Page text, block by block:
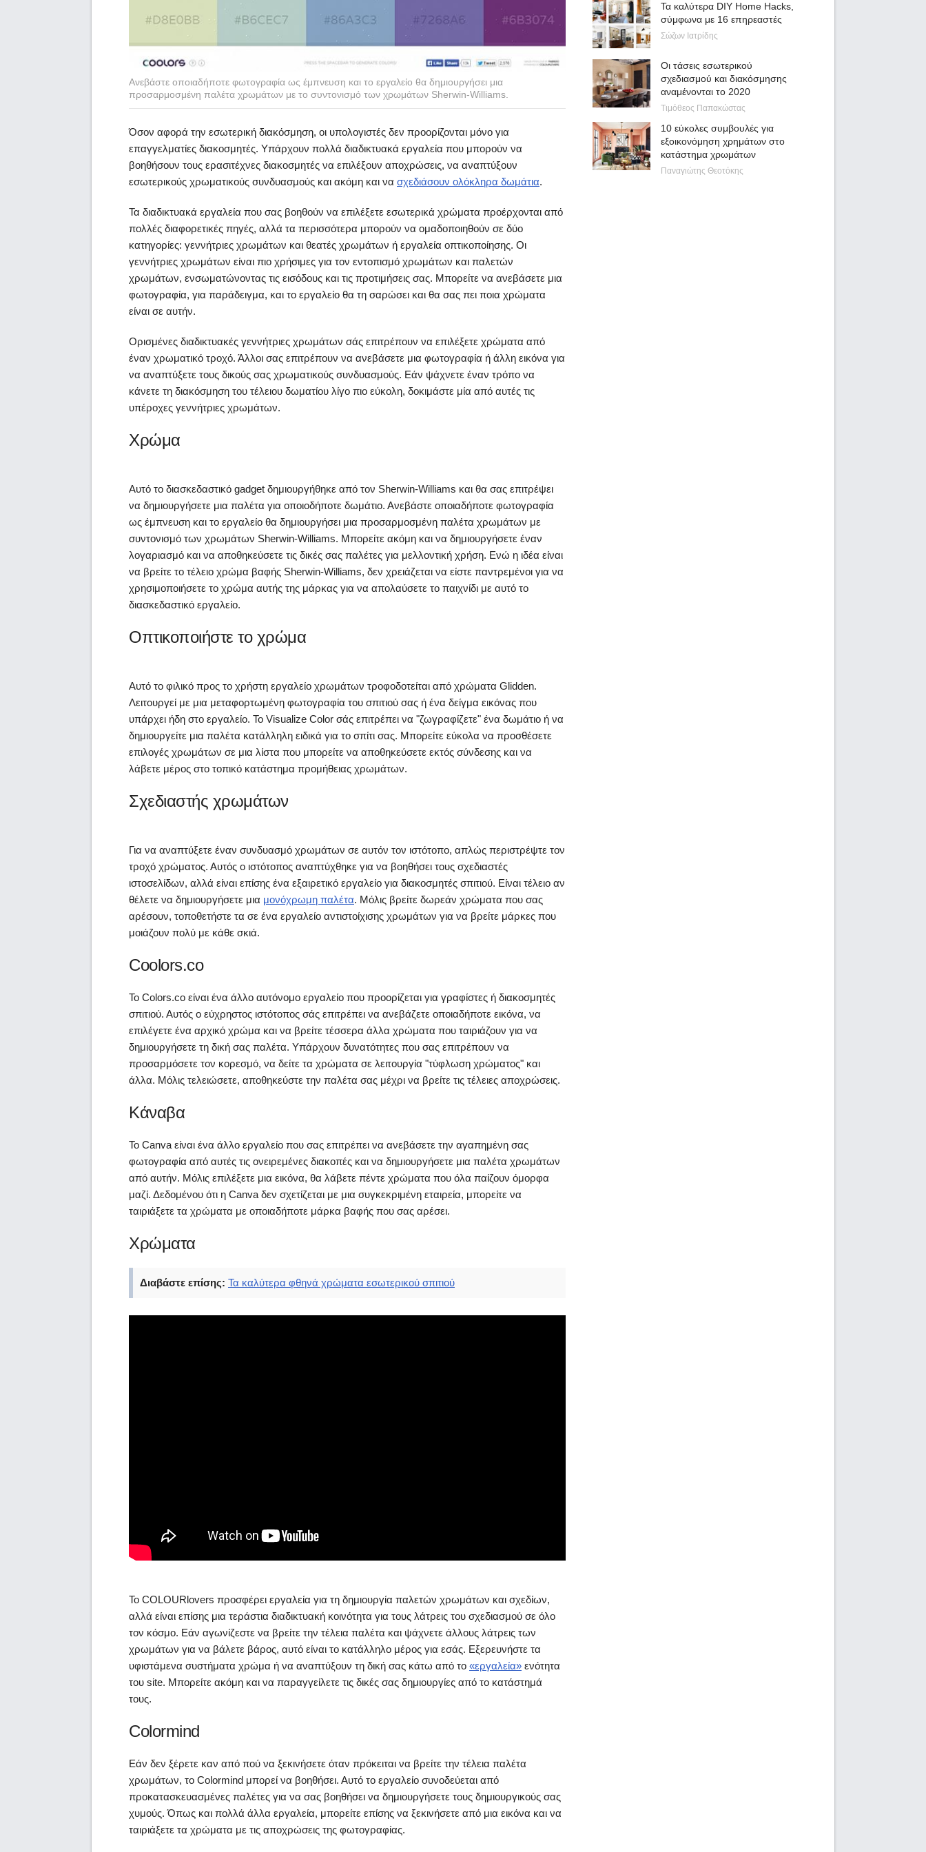
Ανεβάστε οποιαδήποτε φωτογραφία ως έμπνευση και το εργαλείο θα δημιουργήσει μια
προσαρμοσμένη παλέτα χρωμάτων με το συντονισμό των χρωμάτων Sherwin-Williams.
Όσον αφορά την εσωτερική διακόσμηση, οι υπολογιστές δεν προορίζονται μόνο για
επαγγελματίες διακοσμητές. Υπάρχουν πολλά διαδικτυακά εργαλεία που μπορούν να
βοηθήσουν τους ερασιτέχνες διακοσμητές να επιλέξουν αποχρώσεις, να αναπτύξουν
εσωτερικούς χρωματικούς συνδυασμούς και ακόμη και να σχεδιάσουν ολόκληρα δωμάτια.
Τα διαδικτυακά εργαλεία που σας βοηθούν να επιλέξετε εσωτερικά χρώματα προέρχονται από
πολλές διαφορετικές πηγές, αλλά τα περισσότερα μπορούν να ομαδοποιηθούν σε δύο
κατηγορίες: γεννήτριες χρωμάτων και θεατές χρωμάτων ή εργαλεία οπτικοποίησης. Οι
γεννήτριες χρωμάτων είναι πιο χρήσιμες για τον εντοπισμό χρωμάτων και παλετών
χρωμάτων, ενσωματώνοντας τις εισόδους και τις προτιμήσεις σας. Μπορείτε να ανεβάσετε μια
φωτογραφία, για παράδειγμα, και το εργαλείο θα τη σαρώσει και θα σας πει ποια χρώματα
είναι σε αυτήν.
Ορισμένες διαδικτυακές γεννήτριες χρωμάτων σάς επιτρέπουν να επιλέξετε χρώματα από
έναν χρωματικό τροχό. Άλλοι σας επιτρέπουν να ανεβάσετε μια φωτογραφία ή άλλη εικόνα για
να αναπτύξετε τους δικούς σας χρωματικούς συνδυασμούς. Εάν ψάχνετε έναν τρόπο να
κάνετε τη διακόσμηση του τέλειου δωματίου λίγο πιο εύκολη, δοκιμάστε μία από αυτές τις
υπέροχες γεννήτριες χρωμάτων.
Χρώμα
Αυτό το διασκεδαστικό gadget δημιουργήθηκε από τον Sherwin-Williams και θα σας επιτρέψει
να δημιουργήσετε μια παλέτα για οποιοδήποτε δωμάτιο. Ανεβάστε οποιαδήποτε φωτογραφία
ως έμπνευση και το εργαλείο θα δημιουργήσει μια προσαρμοσμένη παλέτα χρωμάτων με
συντονισμό των χρωμάτων Sherwin-Williams. Μπορείτε ακόμη και να δημιουργήσετε έναν
λογαριασμό και να αποθηκεύσετε τις δικές σας παλέτες για μελλοντική χρήση. Ενώ η ιδέα είναι
να βρείτε το τέλειο χρώμα βαφής Sherwin-Williams, δεν χρειάζεται να είστε παντρεμένοι για να
χρησιμοποιήσετε το χρώμα αυτής της μάρκας για να απολαύσετε το παιχνίδι με αυτό το
διασκεδαστικό εργαλείο.
Οπτικοποιήστε το χρώμα
Αυτό το φιλικό προς το χρήστη εργαλείο χρωμάτων τροφοδοτείται από χρώματα Glidden.
Λειτουργεί με μια μεταφορτωμένη φωτογραφία του σπιτιού σας ή ένα δείγμα εικόνας που
υπάρχει ήδη στο εργαλείο. Το Visualize Color σάς επιτρέπει να "ζωγραφίζετε" ένα δωμάτιο ή να
δημιουργείτε μια παλέτα κατάλληλη ειδικά για το σπίτι σας. Μπορείτε εύκολα να προσθέσετε
επιλογές χρωμάτων σε μια λίστα που μπορείτε να αποθηκεύσετε εκτός σύνδεσης και να
λάβετε μέρος στο τοπικό κατάστημα προμήθειας χρωμάτων.
Σχεδιαστής χρωμάτων
Για να αναπτύξετε έναν συνδυασμό χρωμάτων σε αυτόν τον ιστότοπο, απλώς περιστρέψτε τον
τροχό χρώματος. Αυτός ο ιστότοπος αναπτύχθηκε για να βοηθήσει τους σχεδιαστές
ιστοσελίδων, αλλά είναι επίσης ένα εξαιρετικό εργαλείο για διακοσμητές σπιτιού. Είναι τέλειο αν
θέλετε να δημιουργήσετε μια μονόχρωμη παλέτα. Μόλις βρείτε δωρεάν χρώματα που σας
αρέσουν, τοποθετήστε τα σε ένα εργαλείο αντιστοίχισης χρωμάτων για να βρείτε μάρκες που
μοιάζουν πολύ με κάθε σκιά.
Coolors.co
Το Colors.co είναι ένα άλλο αυτόνομο εργαλείο που προορίζεται για γραφίστες ή διακοσμητές
σπιτιού. Αυτός ο εύχρηστος ιστότοπος σάς επιτρέπει να ανεβάζετε οποιαδήποτε εικόνα, να
επιλέγετε ένα αρχικό χρώμα και να βρείτε τέσσερα άλλα χρώματα που ταιριάζουν για να
δημιουργήσετε τη δική σας παλέτα. Υπάρχουν δυνατότητες που σας επιτρέπουν να
προσαρμόσετε τον κορεσμό, να δείτε τα χρώματα σε λειτουργία "τύφλωση χρώματος" και
άλλα. Μόλις τελειώσετε, αποθηκεύστε την παλέτα σας μέχρι να βρείτε τις τέλειες αποχρώσεις.
Κάναβα
Το Canva είναι ένα άλλο εργαλείο που σας επιτρέπει να ανεβάσετε την αγαπημένη σας
φωτογραφία από αυτές τις ονειρεμένες διακοπές και να δημιουργήσετε μια παλέτα χρωμάτων
από αυτήν. Μόλις επιλέξετε μια εικόνα, θα λάβετε πέντε χρώματα που όλα παίζουν όμορφα
μαζί. Δεδομένου ότι η Canva δεν σχετίζεται με μια συγκεκριμένη εταιρεία, μπορείτε να
ταιριάξετε τα χρώματα με οποιαδήποτε μάρκα βαφής που σας αρέσει.
Χρώματα
Διαβάστε επίσης: Τα καλύτερα φθηνά χρώματα εσωτερικού σπιτιού
Το COLOURlovers προσφέρει εργαλεία για τη δημιουργία παλετών χρωμάτων και σχεδίων,
αλλά είναι επίσης μια τεράστια διαδικτυακή κοινότητα για τους λάτρεις του σχεδιασμού σε όλο
τον κόσμο. Εάν αγωνίζεστε να βρείτε την τέλεια παλέτα και ψάχνετε άλλους λάτρεις των
χρωμάτων για να βάλετε βάρος, αυτό είναι το κατάλληλο μέρος για εσάς. Εξερευνήστε τα
υφιστάμενα συστήματα χρώμα ή να αναπτύξουν τη δική σας κάτω από το «εργαλεία» ενότητα
του site. Μπορείτε ακόμη και να παραγγείλετε τις δικές σας δημιουργίες από το κατάστημά
τους.
Colormind
Εάν δεν ξέρετε καν από πού να ξεκινήσετε όταν πρόκειται να βρείτε την τέλεια παλέτα
χρωμάτων, το Colormind μπορεί να βοηθήσει. Αυτό το εργαλείο συνοδεύεται από
προκατασκευασμένες παλέτες για να σας βοηθήσει να δημιουργήσετε τους δημιουργικούς σας
χυμούς. Όπως και πολλά άλλα εργαλεία, μπορείτε επίσης να ξεκινήσετε από μια εικόνα και να
ταιριάξετε τα χρώματα με τις αποχρώσεις της φωτογραφίας.
Τα καλύτερα DIY Home Hacks,
σύμφωνα με 16 επηρεαστές
Σώζων Ιατρίδης
Οι τάσεις εσωτερικού
σχεδιασμού και διακόσμησης
αναμένονται το 2020
Τιμόθεος Παπακώστας
10 εύκολες συμβουλές για
εξοικονόμηση χρημάτων στο
κατάστημα χρωμάτων
Παναγιώτης Θεοτόκης